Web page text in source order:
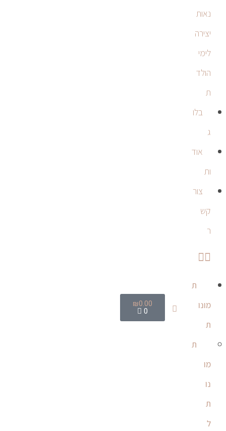
נאות
יצירה
לימי
הולד
ת
בלו
ג
אוד
ות
צור
קש
ר
ת
מונו
ת
ת
מו
נו
ת
ל
₪0.00
0